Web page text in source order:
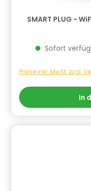
SMART PLUG -
Sofort
Preise inkl. MwSt. zzgl.
In